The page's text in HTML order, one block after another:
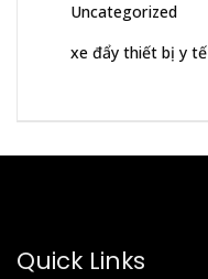
Uncategorized
xe đẩy thiết bị y tế
Quick Links